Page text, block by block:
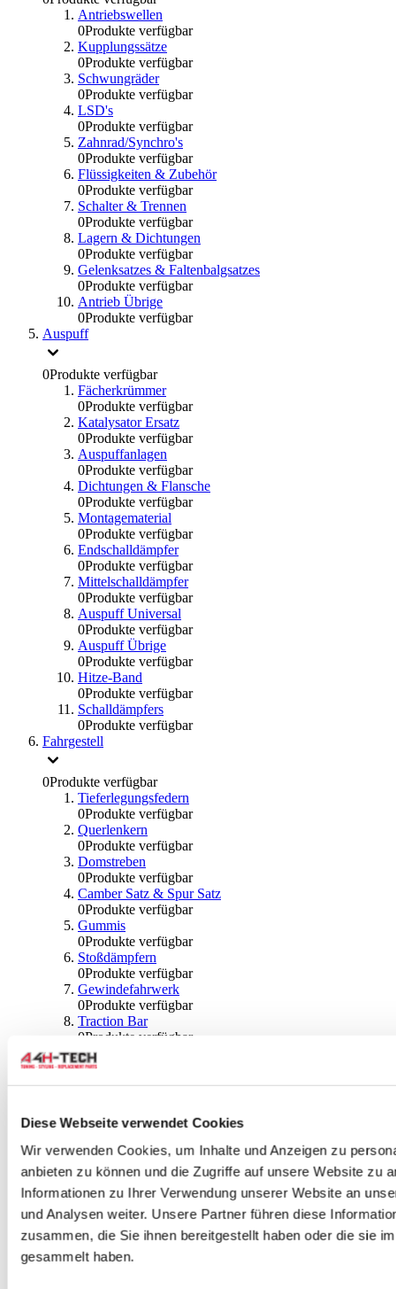
Diese Webseite verwendet Cookies
Wir verwenden Cookies, um Inhalte und Anzeigen zu
anbieten zu können und die Zugriffe auf unsere Website zu
Informationen zu Ihrer Verwendung unserer Website an
und Analysen weiter. Unsere Partner führen diese
zusammen, die Sie ihnen bereitgestellt haben oder die sie
gesammelt haben.
Antriebswellen
0Produkte verfügbar
Kupplungssätze
0Produkte verfügbar
Schwungräder
0Produkte verfügbar
LSD's
0Produkte verfügbar
Zahnrad/Synchro's
0Produkte verfügbar
Flüssigkeiten & Zubehör
0Produkte verfügbar
Schalter & Trennen
0Produkte verfügbar
Lagern & Dichtungen
0Produkte verfügbar
Gelenksatzes & Faltenbalgsatzes
0Produkte verfügbar
Antrieb Übrige
0Produkte verfügbar
Auspuff
0Produkte verfügbar
Fächerkrümmer
0Produkte verfügbar
Katalysator Ersatz
0Produkte verfügbar
Auspuffanlagen
0Produkte verfügbar
Dichtungen & Flansche
0Produkte verfügbar
Montagematerial
0Produkte verfügbar
Endschalldämpfer
0Produkte verfügbar
Mittelschalldämpfer
0Produkte verfügbar
Auspuff Universal
0Produkte verfügbar
Auspuff Übrige
0Produkte verfügbar
Hitze-Band
0Produkte verfügbar
Schalldämpfers
0Produkte verfügbar
Fahrgestell
0Produkte verfügbar
Tieferlegungsfedern
0Produkte verfügbar
Querlenkern
0Produkte verfügbar
Domstreben
0Produkte verfügbar
Camber Satz & Spur Satz
0Produkte verfügbar
Gummis
0Produkte verfügbar
Stoßdämpfern
0Produkte verfügbar
Gewindefahrwerk
0Produkte verfügbar
Traction Bar
0Produkte verfügbar
Stabilisator & Zubehör
0Produkte verfügbar
Kugeln & Abdeckungen
Radlagern & Naben
0Produkte verfügbar
Räder und Zubehör
0Produkte verfügbar
Spurverbreiterungen
0Produkte verfügbar
Radmuttern
0Produkte verfügbar